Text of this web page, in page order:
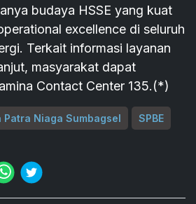
budaya HSSE yang kuat
excellence di seluruh
Terkait informasi layanan
masyarakat dapat
Contact Center 135.(*)
Patra Niaga Sumbagsel SPBE